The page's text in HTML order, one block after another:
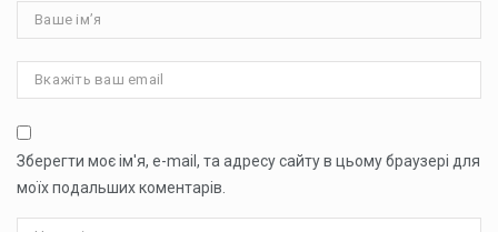
Зберегти моє ім'я, e-mail, та адресу сайту в цьому браузері для
моїх подальших коментарів.